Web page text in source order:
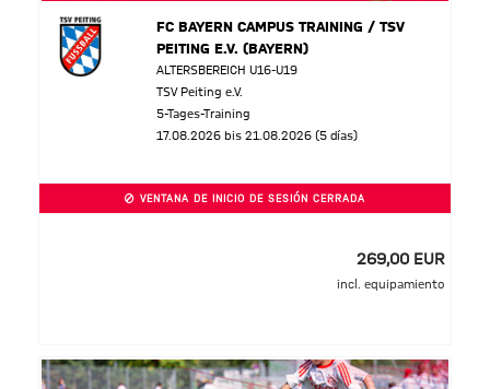
FC BAYERN CAMPUS TRAINING / TSV
PEITING E.V. (BAYERN)
ALTERSBEREICH U16-U19
TSV Peiting e.V.
5-Tages-Training
17.08.2026 bis 21.08.2026 (5 días)
VENTANA DE INICIO DE SESIÓN CERRADA
269,00 EUR
incl. equipamiento